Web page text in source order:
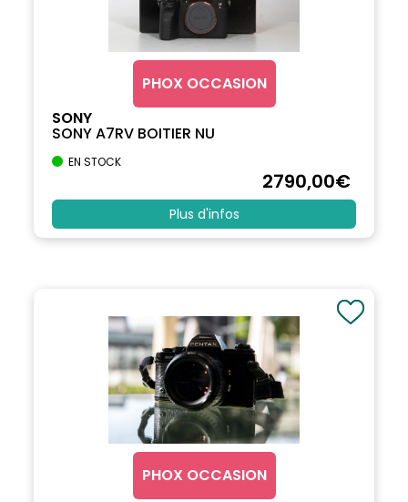
PHOX OCCASION
SONY
SONY A7RV BOITIER NU
EN STOCK
2790,00€
Plus d'infos
PHOX OCCASION